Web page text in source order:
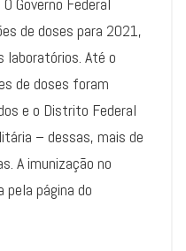
Governo Federal
de doses para 2021,
laboratórios. Até o
de doses foram
e o Distrito Federal
– dessas, mais de
A imunização no
pela página do